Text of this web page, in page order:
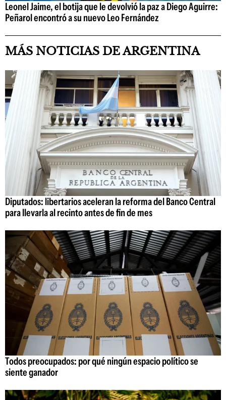
Leonel Jaime, el botija que le devolvió la paz a Diego Aguirre:
Peñarol encontró a su nuevo Leo Fernández
MÁS NOTICIAS DE ARGENTINA
Diputados: libertarios aceleran la reforma del Banco Central
para llevarla al recinto antes de fin de mes
Todos preocupados: por qué ningún espacio político se
siente ganador